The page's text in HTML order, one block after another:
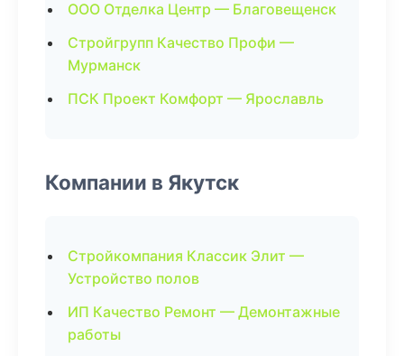
ООО Отделка Центр — Благовещенск
Стройгрупп Качество Профи —
Мурманск
ПСК Проект Комфорт — Ярославль
Компании в Якутск
Стройкомпания Классик Элит —
Устройство полов
ИП Качество Ремонт — Демонтажные
работы